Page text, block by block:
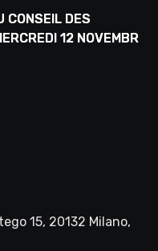
CONSEIL DES
12 NOVEMBRE
15, 20132 Milano,